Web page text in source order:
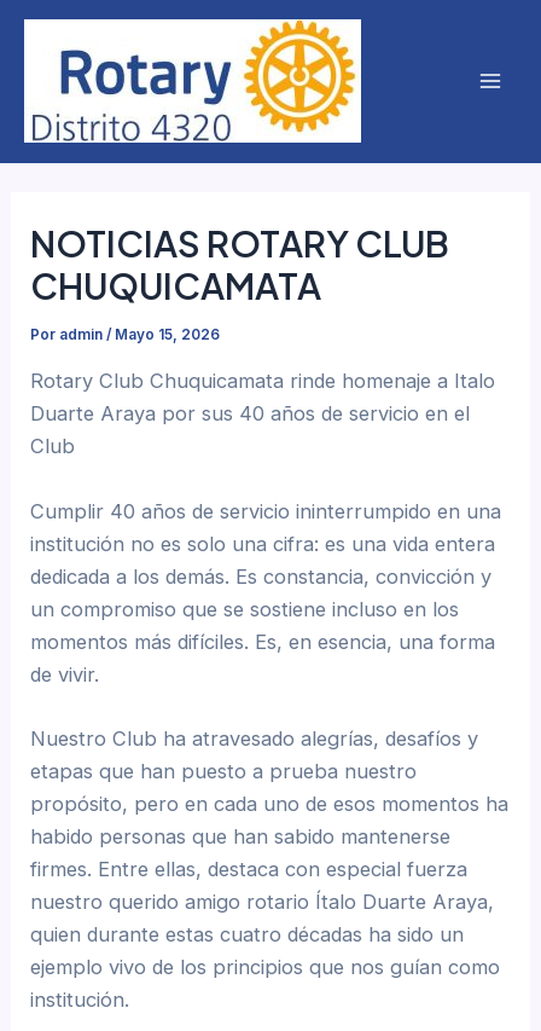
contenido
NOTICIAS ROTARY CLUB
CHUQUICAMATA
Por admin/ Mayo 15, 2026
Rotary Club Chuquicamata rinde homenaje a Italo
Duarte Araya por sus 40 años de servicio en el
Club
Cumplir 40 años de servicio ininterrumpido en una
institución no es solo una cifra: es una vida entera
dedicada a los demás. Es constancia, convicción y
un compromiso que se sostiene incluso en los
momentos más difíciles. Es, en esencia, una forma
de vivir.
Nuestro Club ha atravesado alegrías, desafíos y
etapas que han puesto a prueba nuestro
propósito, pero en cada uno de esos momentos ha
habido personas que han sabido mantenerse
firmes. Entre ellas, destaca con especial fuerza
nuestro querido amigo rotario Ítalo Duarte Araya,
quien durante estas cuatro décadas ha sido un
ejemplo vivo de los principios que nos guían como
institución.